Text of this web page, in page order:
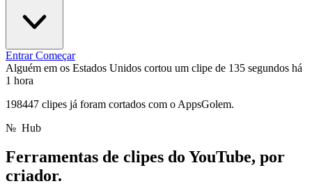
EntrarComeçar
Alguém em os Estados Unidos cortou um clipe de 135 segundos há
1 hora
198447 clipes já foram cortados com o AppsGolem.
№ Hub
Ferramentas de clipes do YouTube, por
criador.